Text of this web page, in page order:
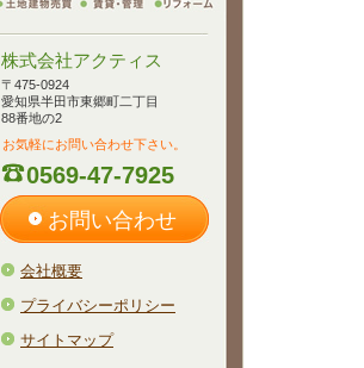
株式会社アクティス
〒475-0924
愛知県半田市東郷町二丁目
88番地の2
お気軽にお問い合わせ下さい。
0569-47-7925
お問い合わせ
会社概要
プライバシーポリシー
サイトマップ